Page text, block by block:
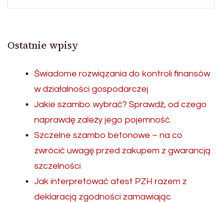
Ostatnie wpisy
Świadome rozwiązania do kontroli finansów
w działalności gospodarczej
Jakie szambo wybrać? Sprawdź, od czego
naprawdę zależy jego pojemność.
Szczelne szambo betonowe – na co
zwrócić uwagę przed zakupem z gwarancją
szczelności
Jak interpretować atest PZH razem z
deklaracją zgodności zamawiając